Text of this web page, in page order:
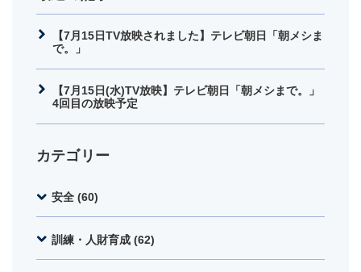
【7月15日TV放映されました】テレビ朝日「朝メシま
で。」
【7月15日(水)TV放映】テレビ朝日「朝メシまで。」
4回目の放映予定
カテゴリー
安全 (60)
訓練・人財育成 (62)